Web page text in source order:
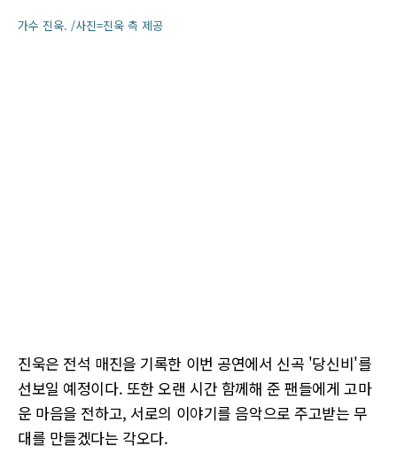
가수 진욱. /사진=진욱 측 제공
진욱은 전석 매진을 기록한 이번 공연에서 신곡 '당신비'를
선보일 예정이다. 또한 오랜 시간 함께해 준 팬들에게 고마
운 마음을 전하고, 서로의 이야기를 음악으로 주고받는 무
대를 만들겠다는 각오다.